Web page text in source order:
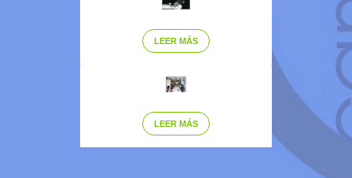
LEER MÁS
LEER MÁS